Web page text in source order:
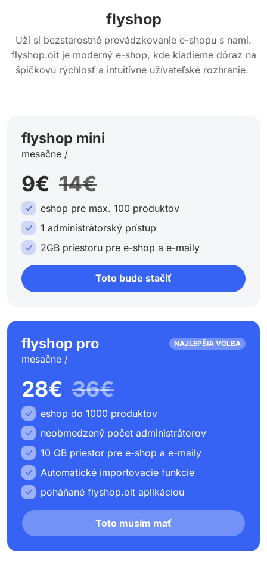
flyshop
Uži si bezstarostné prevádzkovanie e-shopu s nami.
flyshop.oit je moderný e-shop, kde kladieme dôraz na
špičkovú rýchlosť a intuitívne užívateľské rozhranie.
flyshop mini
mesačne /
9€ 14€
eshop pre max. 100 produktov
1 administrátorský prístup
2GB priestoru pre e-shop a e-maily
Toto bude stačiť
flyshop pro
mesačne /
28€ 36€
NAJLEPŠIA VOĽBA
eshop do 1000 produktov
neobmedzený počet administrátorov
10 GB priestor pre e-shop a e-maily
Automatické importovacie funkcie
poháňané flyshop.oit aplikáciou
Toto musím mať